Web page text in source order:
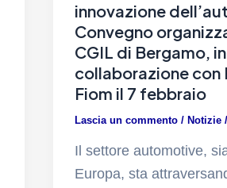
innovazione
Convegno
CGIL di Bergamo, in
collaborazione con
Fiom il 7 febbraio
Lascia un commento / Notizie/
Il settore automotive,
Europa, sta